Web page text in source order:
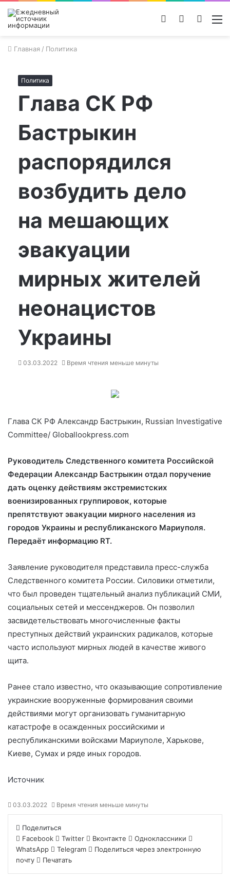
Поиск
Switch
Войти
Главная / Политика
Политика
Глава СК РФ
Бастрыкин
распорядился
возбудить дело
на мешающих
эвакуации
мирных жителей
неонацистов
Украины
03.03.2022 Время чтения меньше минуты
Глава СК РФ Александр Бастрыкин, Russian Investigative
Committee/ Globallookpress.com
Руководитель Следственного комитета Российской
Федерации Александр Бастрыкин отдал поручение
дать оценку действиям экстремистских
военизированных группировок, которые
препятствуют эвакуации мирного населения из
городов Украины и республиканского Мариуполя.
Передаёт информацию RT.
Заявление руководителя представила пресс-служба
Следственного комитета России. Силовики отметили,
что был проведен тщательный анализ публикаций СМИ,
социальных сетей и мессенджеров. Он позволил
засвидетельствовать многочисленные факты
преступных действий украинских радикалов, которые
часто используют мирных людей в качестве живого
щита.
Ранее стало известно, что оказывающие сопротивление
украинские вооруженные формирования своими
действиями могут организовать гуманитарную
катастрофе в осажденных российскими и
республиканскими войсками Мариуполе, Харькове,
Киеве, Сумах и ряде иных городов.
Источник
03.03.2022 Время чтения меньше минуты
Поделиться
Facebook
Twitter Вконтакте
Одноклассники
WhatsApp
Telegram
Поделиться через электронную
почту
Печатать